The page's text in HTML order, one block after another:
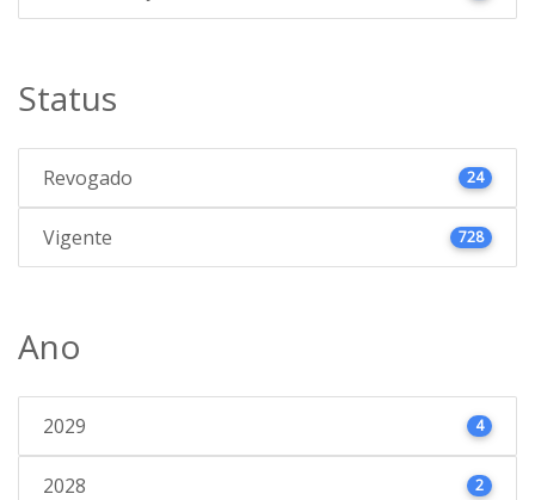
Status
Revogado 24
Vigente 728
Ano
2029 4
2028 2